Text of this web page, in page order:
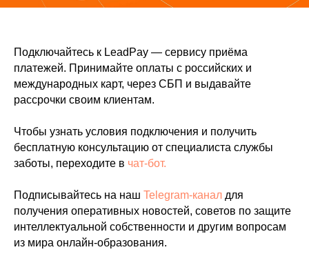
Подключайтесь к LeadPay — сервису приёма
платежей. Принимайте оплаты с российских и
международных карт, через СБП и выдавайте
рассрочки своим клиентам.
Чтобы узнать условия подключения и получить
бесплатную консультацию от специалиста службы
заботы, переходите в чат-бот.
Подписывайтесь на наш Telegram-канал для
получения оперативных новостей, советов по защите
интеллектуальной собственности и другим вопросам
из мира онлайн-образования.